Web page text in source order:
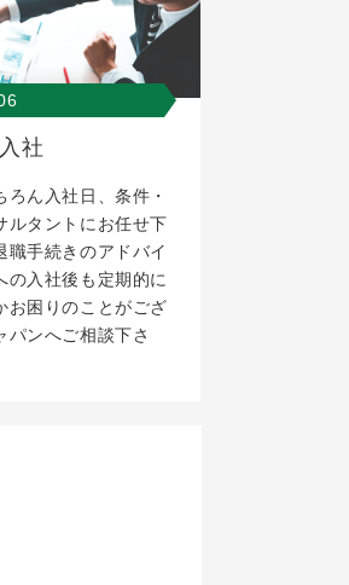
社
ん入社日、条件・
ルタントにお任せ下
職手続きのアドバイ
の入社後も定期的に
お困りのことがござ
パンへご相談下さ